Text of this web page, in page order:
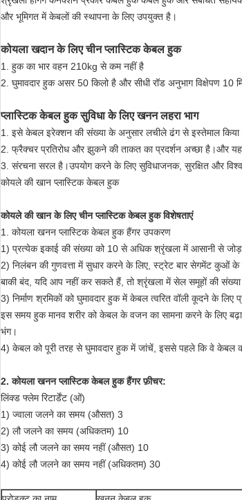
और भूमिगत में केबलों की स्थापना के लिए उपयुक्त है।
कोयला खदान के लिए चीन प्लास्टिक केबल हुक
1. हुक का भार वहन 210kg से कम नहीं है
2. घुमावदार हुक असर 50 किलो है और सीधी रॉड अनुभाग विक्षेपण 10
प्लास्टिक केबल हुक सुविधा के लिए खनन लहरा भाग
1. इसे केबल इरेक्शन की संख्या के अनुसार लचीले ढंग से इस्तेमाल किया
2. फ्रैक्चर प्रतिरोध और झुकने की ताकत का प्रदर्शन अच्छा है।और
3. संरचना सरल है।उपयोग करने के लिए सुविधाजनक, सुरक्षित और
कोयले की खान प्लास्टिक केबल हुक
कोयले की खान के लिए चीन प्लास्टिक केबल हुक विशेषताएं
1. कोयला खनन प्लास्टिक केबल हुक हैंगर उपकरण
1) प्रत्येक इकाई की संख्या को 10 से अधिक श्रृंखला में आसानी से
2) निलंबन की गुणवत्ता में सुधार करने के लिए, स्ट्रेट बार सेगमेंट कुओं
बाकी बंद, यदि आप नहीं कर सकते हैं, तो श्रृंखला में सेल समूहों की संख्या
3) निर्माण श्रमिकों को घुमावदार हुक में केबल त्वरित वॉली कूदने के लिए
इस समय हुक मानव शरीर को केबल के वजन का सामना करने के लिए
भंग।
4) केबल को पूरी तरह से घुमावदार हुक में जांचें, इससे पहले कि वे केबल
2. कोयला खनन प्लास्टिक केबल हुक हैंगर फ़ीचर:
लिंक्ड फ्लेम रिटार्डेंट (ओं)
1) ज्वाला जलने का समय (औसत) 3
2) लौ जलने का समय (अधिकतम) 10
3) कोई लौ जलने का समय नहीं (औसत) 10
4) कोई लौ जलने का समय नहीं (अधिकतम) 30